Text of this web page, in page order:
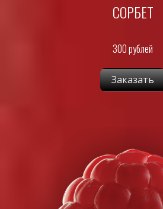
СОРБЕТ
300 рублей
Заказать